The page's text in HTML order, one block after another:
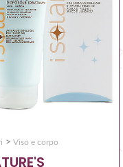
> Viso e corpo